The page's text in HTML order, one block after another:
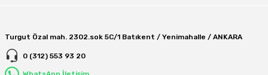
Turgut Özal mah. 2302.sok 5C/1 Batıkent / Yenimahalle / ANKARA
0 (312) 553 93 20